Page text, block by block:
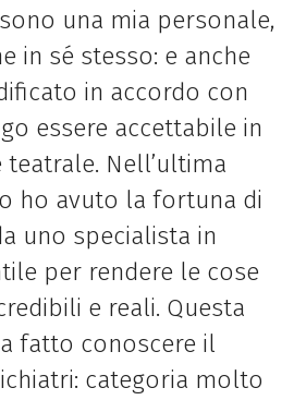
una mia personale,
in sé stesso: e anche
in accordo con
essere accettabile in
Nell’ultima
ho avuto la fortuna di
uno specialista in
per rendere le cose
e reali. Questa
fatto conoscere il
categoria molto